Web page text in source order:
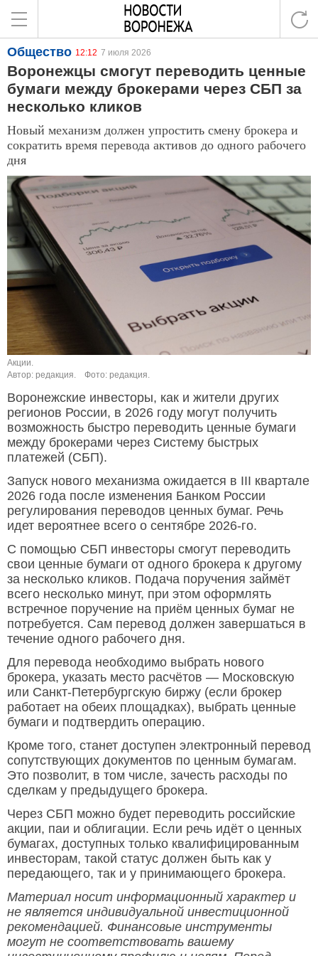
Общество 12:12 7 июля 2026
Воронежцы смогут переводить ценные
бумаги между брокерами через СБП за
несколько кликов
Новый механизм должен упростить смену брокера и
сократить время перевода активов до одного рабочего
дня
Акции.
Автор: редакция.
Фото: редакция.
Воронежские инвесторы, как и жители других
регионов России, в 2026 году могут получить
возможность быстро переводить ценные бумаги
между брокерами через Систему быстрых
платежей (СБП).
Запуск нового механизма ожидается в III квартале
2026 года после изменения Банком России
регулирования переводов ценных бумаг. Речь
идет вероятнее всего о сентябре 2026-го.
С помощью СБП инвесторы смогут переводить
свои ценные бумаги от одного брокера к другому
за несколько кликов. Подача поручения займёт
всего несколько минут, при этом оформлять
встречное поручение на приём ценных бумаг не
потребуется. Сам перевод должен завершаться в
течение одного рабочего дня.
Для перевода необходимо выбрать нового
брокера, указать место расчётов — Московскую
или Санкт-Петербургскую биржу (если брокер
работает на обеих площадках), выбрать ценные
бумаги и подтвердить операцию.
Кроме того, станет доступен электронный перевод
сопутствующих документов по ценным бумагам.
Это позволит, в том числе, зачесть расходы по
сделкам у предыдущего брокера.
Через СБП можно будет переводить российские
акции, паи и облигации. Если речь идёт о ценных
бумагах, доступных только квалифицированным
инвесторам, такой статус должен быть как у
передающего, так и у принимающего брокера.
Материал носит информационный характер и
не является индивидуальной инвестиционной
рекомендацией. Финансовые инструменты
могут не соответствовать вашему